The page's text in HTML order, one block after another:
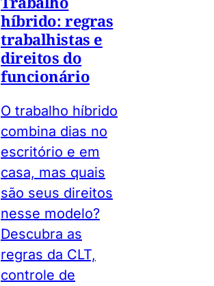
híbrido: regras
trabalhistas e
direitos do
funcionário
O trabalho híbrido
combina dias no
escritório e em
casa, mas quais
são seus direitos
nesse modelo?
Descubra as
regras da CLT,
controle de